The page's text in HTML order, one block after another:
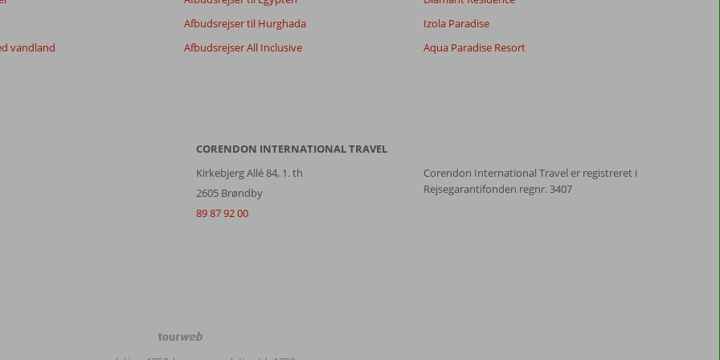
vandland
Afbudsrejser til Hurghada
Afbudsrejser All Inclusive
Izola Paradise
Aqua Paradise Resort
CORENDON INTERNATIONAL TRAVEL
Kirkebjerg Allé 84, 1. th
2605 Brøndby
89 87 92 00
Corendon International Travel er registreret i
Rejsegarantifonden regnr. 3407
TourWeb